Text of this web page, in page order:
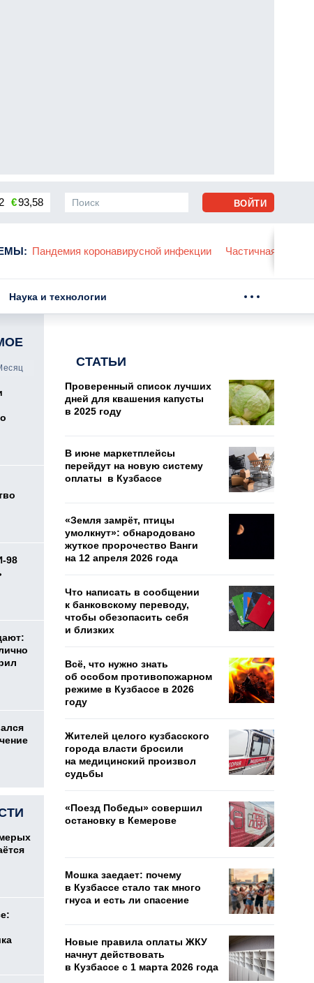
€93,58
: Пандемия коронавирусной инфекции Частичная
ВОЙТИ
Наука и технологии
98
СТАТЬИ
Проверенный список лучших
дней для квашения капусты
в 2025 году
В июне маркетплейсы
перейдут на новую систему
оплаты в Кузбассе
«Земля замрёт, птицы
умолкнут»: обнародовано
жуткое пророчество Ванги
на 12 апреля 2026 года
Что написать в сообщении
к банковскому переводу,
чтобы обезопасить себя
и близких
Всё, что нужно знать
об особом противопожарном
режиме в Кузбассе в 2026
году
Жителей целого кузбасского
города власти бросили
на медицинский произвол
судьбы
«Поезд Победы» совершил
остановку в Кемерове
Мошка заедает: почему
в Кузбассе стало так много
гнуса и есть ли спасение
Новые правила оплаты ЖКУ
начнут действовать
в Кузбассе с 1 марта 2026 года